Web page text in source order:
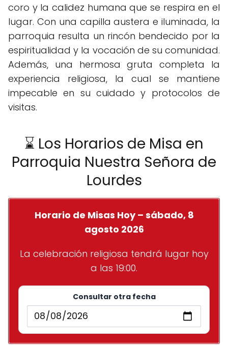
coro y la calidez humana que se respira en el
lugar. Con una capilla austera e iluminada, la
parroquia resulta un rincón bendecido por la
espiritualidad y la vocación de su comunidad.
Además, una hermosa gruta completa la
experiencia religiosa, la cual se mantiene
impecable en su cuidado y protocolos de
visitas.
⌛ Los Horarios de Misa en
Parroquia Nuestra Señora de
Lourdes
Horario de Misas Hoy – sábado, 8
agosto 2026
La celebración religiosa tendrá lugar hoy
a las 19:00.
Consultar otra fecha